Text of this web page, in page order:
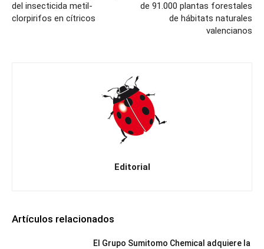
del insecticida metil-
clorpirifos en cítricos
de 91.000 plantas forestales
de hábitats naturales
valencianos
Editorial
Artículos relacionados
El Grupo Sumitomo Chemical adquiere la